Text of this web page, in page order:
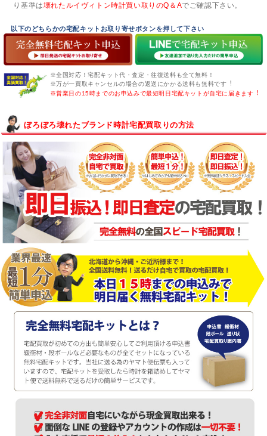
り基準は壊れたルイヴィトン時計買い取りのQ＆Aでご確認下さい。
以下のどちらかの宅配キットお取り寄せボタンを押して下さい
※全国対応！宅配キット代・査定・往復送料も全て無料！
※万が一買取キャンセルの場合の返送にかかる送料も無料です︕
※営業日の15時までのお申込みで最短明日宅配キットが自宅に届きます︕
ぼろぼろ壊れたブランド時計宅配買取りの方法